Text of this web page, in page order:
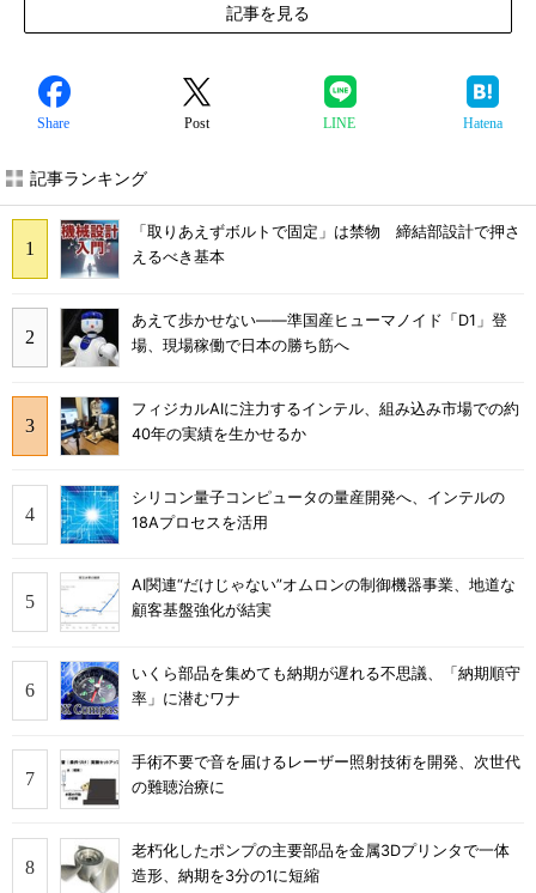
記事を見る
Share Post LINE Hatena
記事ランキング
「取りあえずボルトで固定」は禁物 締結部設計で押さ
えるべき基本
あえて歩かせない――準国産ヒューマノイド「D1」登
場、現場稼働で日本の勝ち筋へ
フィジカルAIに注力するインテル、組み込み市場での約
40年の実績を生かせるか
シリコン量子コンピュータの量産開発へ、インテルの
18Aプロセスを活用
AI関連“だけじゃない”オムロンの制御機器事業、地道な
顧客基盤強化が結実
いくら部品を集めても納期が遅れる不思議、「納期順守
率」に潜むワナ
手術不要で音を届けるレーザー照射技術を開発、次世代
の難聴治療に
老朽化したポンプの主要部品を金属3Dプリンタで一体
造形、納期を3分の1に短縮